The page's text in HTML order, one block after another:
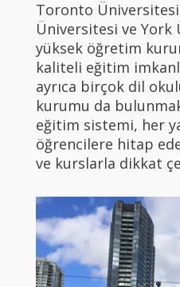
Toronto
Üniversitesi ve
yüksek öğretim
kaliteli eğitim
ayrıca birçok dil
kurumu da
eğitim sistemi, her
öğrencilere hitap
ve kurslarla dikkat